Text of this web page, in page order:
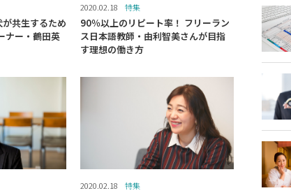
共生するため
ナー・鶴田英
2020.02.18 特集
90％以上のリピート率！ フリーラン
ス日本語教師・由利智美さんが目指
す理想の働き方
2020.02.18 特集